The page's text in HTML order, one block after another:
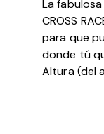
La
CROSS
para que
donde tú
Altura (del